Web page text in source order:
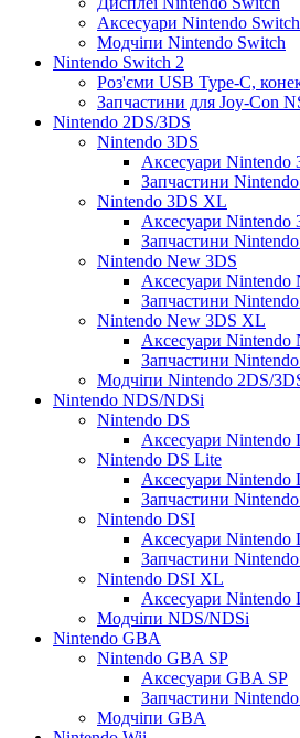
Аксесуари Nintendo Switch
Модчіпи Nintendo Switch
Nintendo Switch 2
Роз'єми USB Type-C,
Запчастини для Joy-Con
Nintendo 2DS/3DS
Nintendo 3DS
Аксесуари Nintendo
Запчастини
Nintendo 3DS XL
Аксесуари Nintendo
Запчастини
Nintendo New 3DS
Аксесуари Nintendo
Запчастини
Nintendo New 3DS XL
Аксесуари
Запчастини
Модчіпи Nintendo 2DS/
Nintendo NDS/NDSi
Nintendo DS
Аксесуари Nintendo
Nintendo DS Lite
Аксесуари Nintendo
Запчастини
Nintendo DSI
Аксесуари Nintendo
Запчастини
Nintendo DSI XL
Аксесуари Nintendo
Модчіпи NDS/NDSi
Nintendo GBA
Nintendo GBA SP
Аксесуари GBA SP
Запчастини
Модчіпи GBA